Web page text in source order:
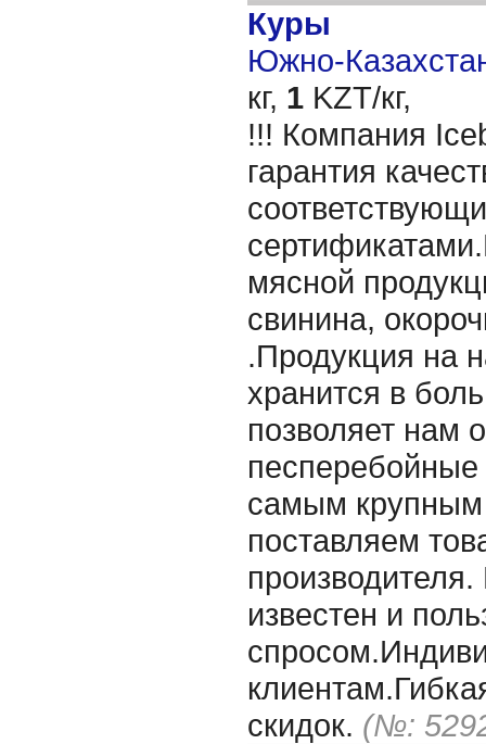
Куры
Южно-
кг, 1 KZT/кг,
!!! Компания
гарантия
мясной
свинина,
.Продукция на
хранится в
позволяет нам
песперебойные
самым
поставляем
известен и
скидок. (№: